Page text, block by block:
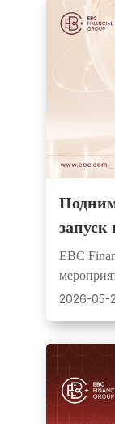
запуск
EBC
и Африке,
2026-05-